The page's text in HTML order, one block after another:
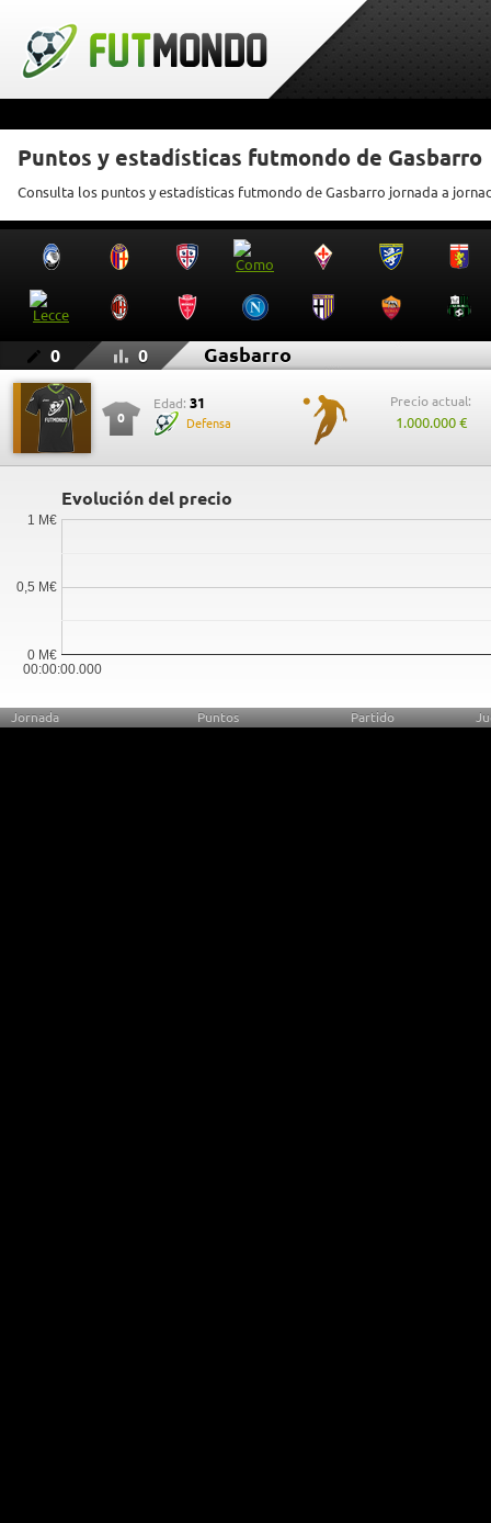
Puntos y estadísticas futmondo de Gasbarro
Consulta los puntos y estadísticas futmondo de Gasbarro jornada a
0 0 Gasbarro
0
Edad: 31
Defensa
Precio actual:
1.000.000 €
Evolución del precio
00:00:00.000
0 M€
0,5 M€
1 M€
Jornada Puntos Partido